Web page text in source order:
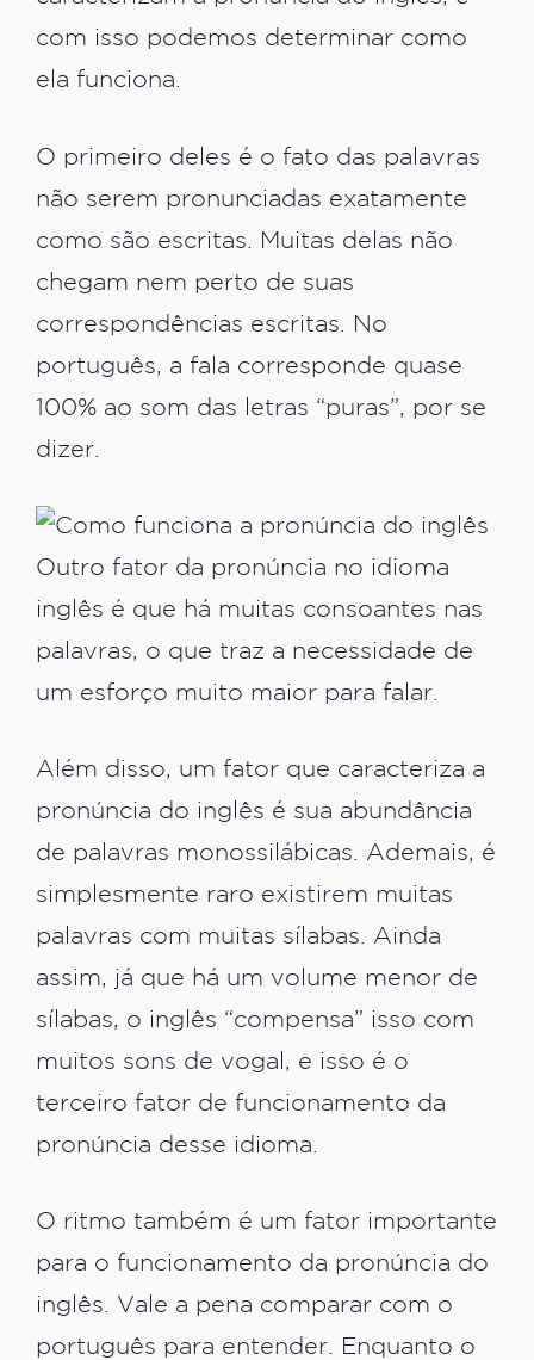
com isso podemos determinar como
ela funciona.
O primeiro deles é o fato das palavras
não serem pronunciadas exatamente
como são escritas. Muitas delas não
chegam nem perto de suas
correspondências escritas. No
português, a fala corresponde quase
100% ao som das letras “puras”, por se
dizer.
Outro fator da pronúncia no idioma
inglês é que há muitas consoantes nas
palavras, o que traz a necessidade de
um esforço muito maior para falar.
Além disso, um fator que caracteriza a
pronúncia do inglês é sua abundância
de palavras monossilábicas. Ademais, é
simplesmente raro existirem muitas
palavras com muitas sílabas. Ainda
assim, já que há um volume menor de
sílabas, o inglês “compensa” isso com
muitos sons de vogal, e isso é o
terceiro fator de funcionamento da
pronúncia desse idioma.
O ritmo também é um fator importante
para o funcionamento da pronúncia do
inglês. Vale a pena comparar com o
português para entender. Enquanto o